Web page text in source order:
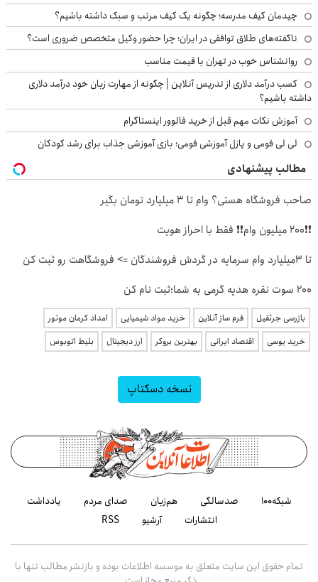
چیدمان کیف مدرسه؛ چگونه یک کیف مرتب و سبک داشته باشیم؟
ناگفته‌های طلاق توافقی در ایران؛ چرا حضور وکیل متخصص ضروری است؟
روانشناس خوب در تهران با قیمت مناسب
کسب درآمد دلاری از تدریس آنلاین | چگونه از مهارت زبان خود درآمد دلاری
داشته باشیم؟
آموزش نکات مهم قبل از خرید فالوور اینستاگرام
لی لی فومی و پازل آموزشی فومی؛ بازی آموزشی جذاب برای رشد کودکان
مطالب پیشنهادی
صاحب فروشگاه هستی؟ وام تا ۳ میلیارد تومان بگیر
❗❗200 میلیون وام❗❗ فقط با احراز هویت
تا 3میلیارد وام سرمایه در گردش فروشندگان => فروشگاهت رو ثبت کن
200 سوت نقره هدیه گرمی به شما؛ثبت نام کن
بازرسی جرثقیل فرم ساز آنلاین خرید مواد شیمیایی
امداد کرمان موتور
خرید یوسی
اقتصاد ایرانی بهترین بروکر ارز دیجیتال بلیط اتوبوس
نسخه دسکتاپ
شبکه۱۰۰ صدسالگی هم‌زبان صدای مردم
یادداشت
انتشارات
آرشیو RSS
تمام حقوق این سایت متعلق به موسسه اطلاعات بوده و بازنشر مطالب تنها با